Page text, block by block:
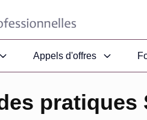
Appels d'offres